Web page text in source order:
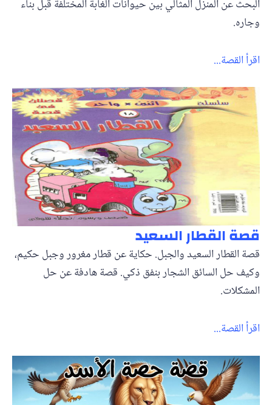
البحث عن المنزل المثالي بين حيوانات الغابة المختلفة قبل بناء
وجاره.
اقرأ القصة...
قصة القطار السعيد
قصة القطار السعيد والجبل. حكاية عن قطار مغرور وجبل حكيم،
وكيف حل السائق الشجار بنفق ذكي. قصة هادفة عن حل
المشكلات.
اقرأ القصة...